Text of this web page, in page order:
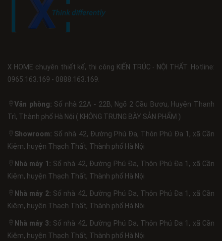
X HOME chuyên thiết kế, thi công KIẾN TRÚC - NỘI THẤT. Hotline:
0965.163.169 - 0888.163.169.
Văn phòng: Số nhà 22A - 22B, Ngõ 2 Cầu Bươu, Huyện Thanh
Trì, Thành phố Hà Nội ( KHÔNG TRƯNG BÀY SẢN PHẨM )
Showroom: Số nhà 42, Đường Phú Đa, Thôn Phú Đa 1, xã Cần
Kiệm, huyện Thạch Thất, Thành phố Hà Nội
Nhà máy 1: Số nhà 42, Đường Phú Đa, Thôn Phú Đa 1, xã Cần
Kiệm, huyện Thạch Thất, Thành phố Hà Nội
Nhà máy 2: Số nhà 42, Đường Phú Đa, Thôn Phú Đa 1, xã Cần
Kiệm, huyện Thạch Thất, Thành phố Hà Nội
Nhà máy 3: Số nhà 42, Đường Phú Đa, Thôn Phú Đa 1, xã Cần
Kiệm, huyện Thạch Thất, Thành phố Hà Nội